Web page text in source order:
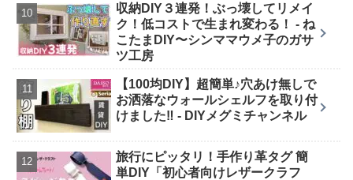
収納DIY３連発！ぶっ壊してリメイ
ク！低コストで生まれ変わる！ - ね
こたまDIY〜シンママウメ子のガサ
ツ工房
【100均DIY】超簡単♪穴あけ無しで
お洒落なウォールシェルフを取り付
けました‼︎ - DIYメグミチャンネル
旅行にピッタリ！手作り革タグ 簡
単DIY「初心者向けレザークラフ